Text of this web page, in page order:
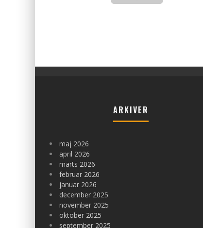
ARKIVER
maj 2026
april 2026
marts 2026
februar 2026
januar 2026
december 2025
november 2025
oktober 2025
september 2025